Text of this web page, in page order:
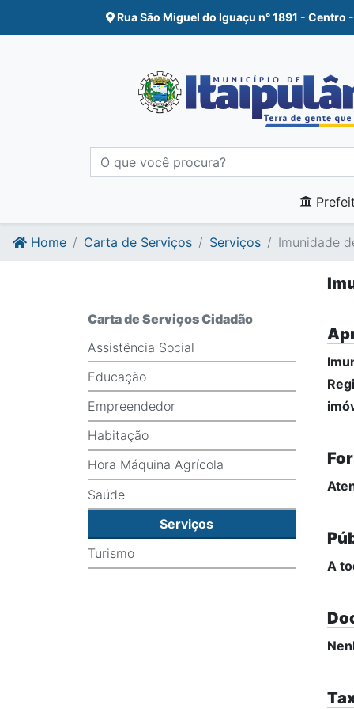
Ir para o conte�do
Ir para o fim do conte�do
Rua São Miguel do Iguaçu n° 1891 - Centro -
Home Carta de Serviços Serviços Imunidade
Carta de Serviços Cidadão
Assistência Social
Educação
Empreendedor
Habitação
Hora Máquina Agrícola
Saúde
Serviços
Turismo
A